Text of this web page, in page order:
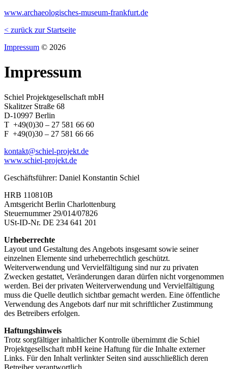
www.archaeologisches-museum-frankfurt.de
< zurück zur Startseite
Impressum © 2026
Impressum
Schiel Projektgesellschaft mbH
Skalitzer Straße 68
D-10997 Berlin
T +49(0)30 – 27 581 66 60
F +49(0)30 – 27 581 66 66
kontakt@schiel-projekt.de
www.schiel-projekt.de
Geschäftsführer: Daniel Konstantin Schiel
HRB 110810B
Amtsgericht Berlin Charlottenburg
Steuernummer 29/014/07826
USt-ID-Nr. DE 234 641 201
Urheberrechte
Layout und Gestaltung des Angebots insgesamt sowie seiner
einzelnen Elemente sind urheberrechtlich geschützt.
Weiterverwendung und Vervielfältigung sind nur zu privaten
Zwecken gestattet, Veränderungen daran dürfen nicht vorgenommen
werden. Bei der privaten Weiterverwendung und Vervielfältigung
muss die Quelle deutlich sichtbar gemacht werden. Eine öffentliche
Verwendung des Angebots darf nur mit schriftlicher Zustimmung
des Betreibers erfolgen.
Haftungshinweis
Trotz sorgfältiger inhaltlicher Kontrolle übernimmt die Schiel
Projektgesellschaft mbH keine Haftung für die Inhalte externer
Links. Für den Inhalt verlinkter Seiten sind ausschließlich deren
Betreiber verantwortlich.